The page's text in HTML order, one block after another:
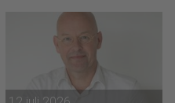
je niet aansluit.”